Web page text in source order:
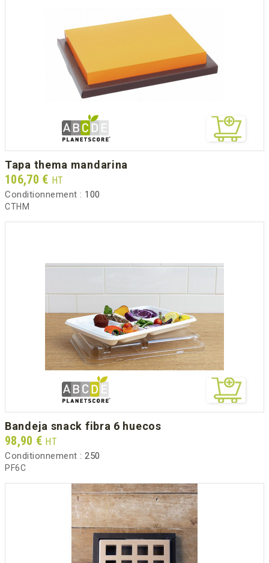
tapa thema mandarina
Prix
106,70 € HT
Conditionnement : 100
CTHM
bandeja snack fibra 6 huecos
Prix
98,90 € HT
Conditionnement : 250
PF6C